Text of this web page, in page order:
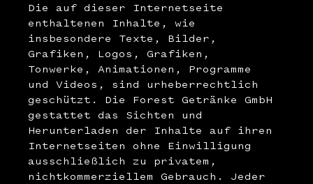
Über uns
Produkt
Shop
Kontakt
Presse
Die auf dieser Internetseite
enthaltenen Inhalte, wie
insbesondere Texte, Bilder,
Grafiken, Logos, Grafiken,
Tonwerke, Animationen, Programme
und Videos, sind urheberrechtlich
geschützt. Die Forest Getränke GmbH
gestattet das Sichten und
Herunterladen der Inhalte auf ihren
Internetseiten ohne Einwilligung
ausschließlich zu privatem,
nichtkommerziellem Gebrauch. Jeder